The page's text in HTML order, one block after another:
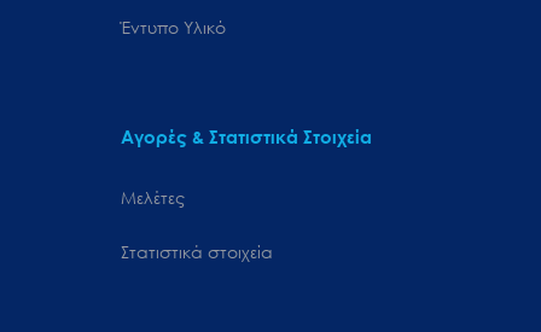
Έντυπο Υλικό
Αγορές & Στατιστικά Στοιχεία
Μελέτες
Στατιστικά στοιχεία